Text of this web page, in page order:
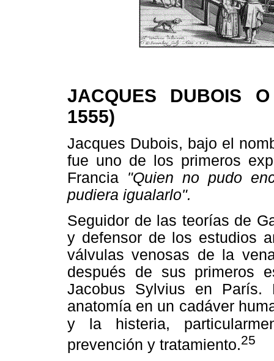
JACQUES DUBOIS
1555)
Jacques Dubois, bajo el
fue uno de los primeros
Francia "Quien no pudo
pudiera igualarlo".
Seguidor de las teorías de
y defensor de los estudios
válvulas venosas de la
después de sus primeros
Jacobus Sylvius en París.
anatomía en un cadáver
y la histeria,
prevención y tratamiento.25